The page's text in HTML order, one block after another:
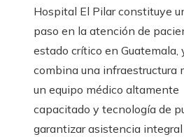
Hospital El Pilar constituye
paso en la atención de
estado crítico en Guatemala,
combina una infraestructura
un equipo médico altamente
capacitado y tecnología de
garantizar asistencia integral